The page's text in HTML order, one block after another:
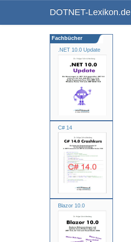
DOTNET-Lexikon.de
.NET 10.0 Update
C# 14
Blazor 10.0
Fachbücher